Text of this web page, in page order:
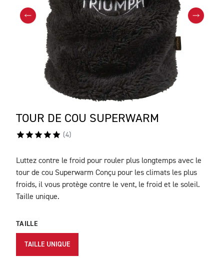
TOUR DE COU SUPERWARM
(4)
DESCRIPTION
Luttez contre le froid pour rouler plus longtemps avec le
tour de cou Superwarm Conçu pour les climats les plus
froids, il vous protège contre le vent, le froid et le soleil.
Taille unique.
TAILLE
TAILLE UNIQUE